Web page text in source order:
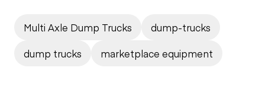
Multi Axle Dump Trucks
dump-trucks
dump trucks
marketplace equipment